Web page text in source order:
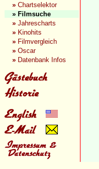
» Chartselektor
» Filmsuche
» Jahrescharts
» Kinohits
» Filmvergleich
» Oscar
» Datenbank Infos